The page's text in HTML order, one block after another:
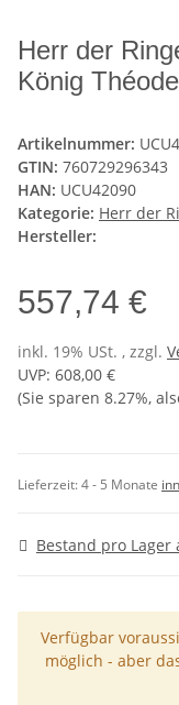
Herr der
König
Artikelnummer:
GTIN: 760729296343
HAN: UCU42090
Kategorie: Herr der
Hersteller:
557,74 €
inkl. 19% USt. , zzgl.
UVP: 608,00 €
(Sie sparen 8.27%,
Lieferzeit:4 - 5 Monate
Bestand pro Lager
Verfügbar
möglich - aber